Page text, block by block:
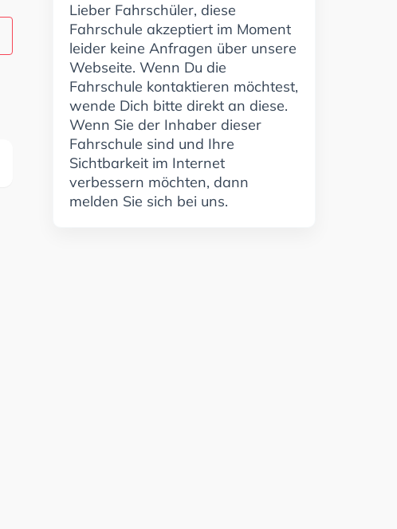
Lieber Fahrschüler, diese
Fahrschule akzeptiert im Moment
leider keine Anfragen über unsere
Webseite. Wenn Du die
Fahrschule kontaktieren möchtest,
wende Dich bitte direkt an diese.
Wenn Sie der Inhaber dieser
Fahrschule sind und Ihre
Sichtbarkeit im Internet
verbessern möchten, dann
melden Sie sich bei uns.